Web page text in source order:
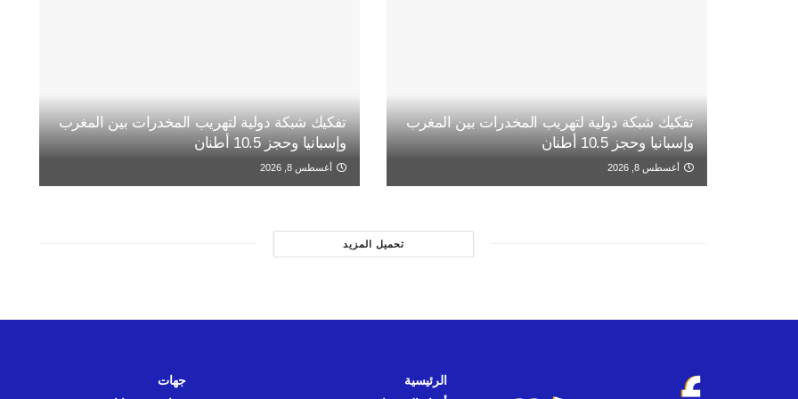
تفكيك شبكة دولية لتهريب المخدرات بين المغرب
وإسبانيا وحجز 10.5 أطنان
أغسطس 8, 2026
تفكيك شبكة دولية لتهريب المخدرات بين المغرب
وإسبانيا وحجز 10.5 أطنان
أغسطس 8, 2026
تحميل المزيد
الرئيسية
جهات